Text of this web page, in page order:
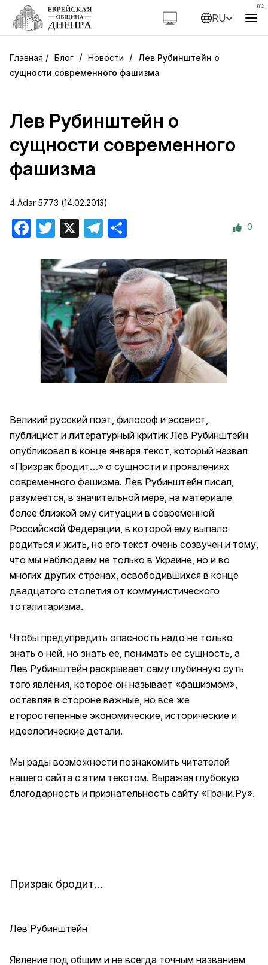
RU
Блог / Новости / Лев Рубинштейн о
сущности современного фашизма
Лев Рубинштейн о
сущности современного
фашизма
4 Adar 5773 (14.02.2013)
Facebook
Twitter Telegram 0
Великий русский поэт, философ и эссеист,
публицист и литературный критик Лев Рубинштейн
опубликовал в конце января текст, который назвал
«Призрак бродит…» о сущности и проявлениях
современного фашизма. Лев Рубинштейн писал,
разумеется, в значительной мере, на материале
более близкой ему ситуации в современной
Российской Федерации, в которой ему выпало
родиться и жить, но его текст очень созвучен и тому,
что мы наблюдаем не только в Украине, но и во
многих других странах, освободившихся в конце
двадцатого столетия от коммунистического
тоталитаризма.
Чтобы предупредить опасность надо не только
знать о ней, но знать ее, понимать ее сущность, а
Лев Рубинштейн раскрывает саму глубинную суть
того явления, которое он называет «фашизмом»,
оставляя в стороне важные, но все же
второстепенные экономические, исторические и
идеологические детали.
Мы рады возможности познакомить читателей
нашего сайта с этим текстом. Выражая глубокую
благодарность и признательность сайту «Грани.Ру».
Призрак бродит…
Лев Рубинштейн
Явление под общим и не всегда точным названием